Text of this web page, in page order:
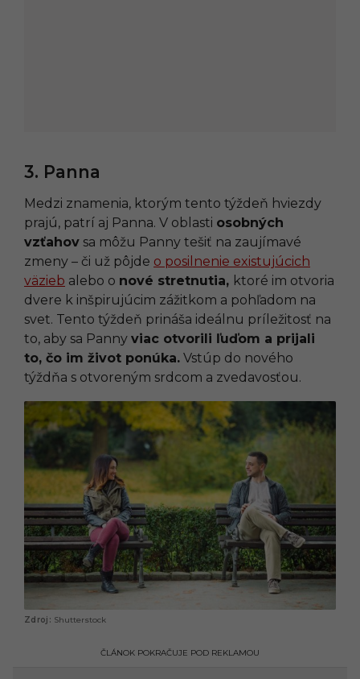
3. Panna
Medzi znamenia, ktorým tento týždeň hviezdy
prajú, patrí aj Panna. V oblasti osobných
vzťahov sa môžu Panny tešiť na zaujímavé
zmeny – či už pôjde o posilnenie existujúcich
väzieb alebo o nové stretnutia, ktoré im otvoria
dvere k inšpirujúcim zážitkom a pohľadom na
svet. Tento týždeň prináša ideálnu príležitosť na
to, aby sa Panny viac otvorili ľuďom a prijali
to, čo im život ponúka. Vstúp do nového
týždňa s otvoreným srdcom a zvedavosťou.
Shutterstock
ČLÁNOK POKRAČUJE POD REKLAMOU